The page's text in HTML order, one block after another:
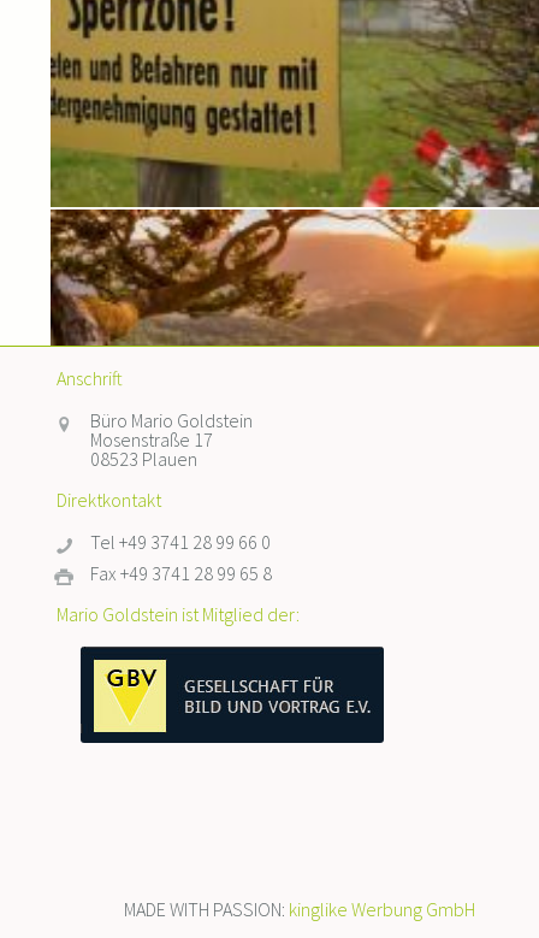
Anschrift
Büro Mario Goldstein
Mosenstraße 17
08523 Plauen
Direktkontakt
Tel +49 3741 28 99 66 0
Fax +49 3741 28 99 65 8
Mario Goldstein ist Mitglied der:
MADE WITH PASSION: kinglike Werbung GmbH